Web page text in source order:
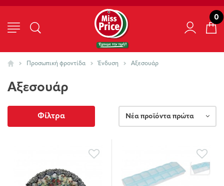
0
Προσωπική φροντίδα Ένδυση Αξεσουάρ
Αξεσουάρ
Φίλτρα Νέα προϊόντα πρώτα